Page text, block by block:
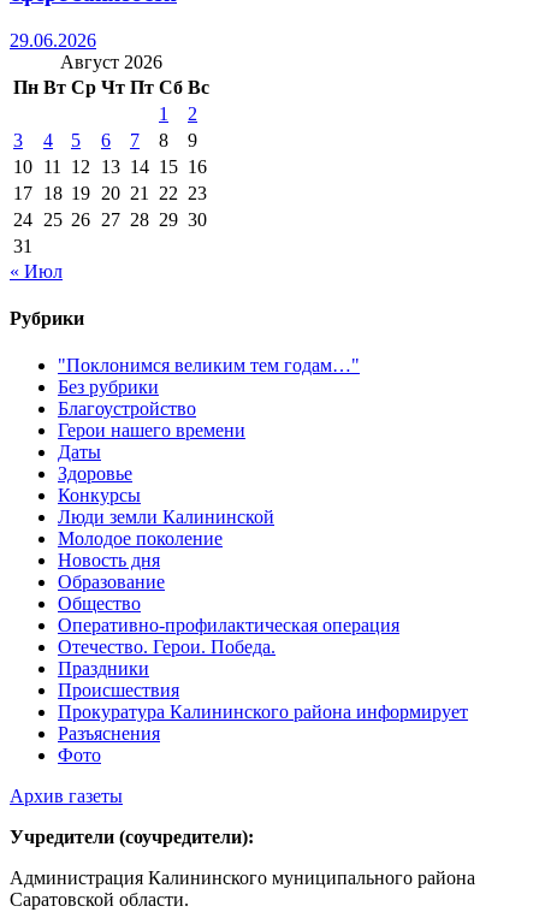
29.06.2026
Август 2026
Пн Вт Ср Чт Пт Сб Вс
1
2
3
4 5 6 7 8
9
10 11 12 13 14 15 16
17 18 19 20 21 22 23
24 25 26 27 28 29 30
31
« Июл
Рубрики
"Поклонимся великим тем годам…"
Без рубрики
Благоустройство
Герои нашего времени
Даты
Здоровье
Конкурсы
Люди земли Калининской
Молодое поколение
Новость дня
Образование
Общество
Оперативно-профилактическая операция
Отечество. Герои. Победа.
Праздники
Происшествия
Прокуратура Калининского района информирует
Разъяснения
Фото
Архив газеты
Учредители (соучредители):
Администрация Калининского муниципального района
Саратовской области.